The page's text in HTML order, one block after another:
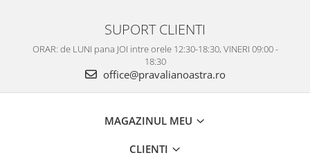
SUPORT CLIENTI
ORAR: de LUNI pana JOI intre orele 12:30-18:30, VINERI 09:00 -
18:30
office@pravalianoastra.ro
MAGAZINUL MEU
CLIENTI